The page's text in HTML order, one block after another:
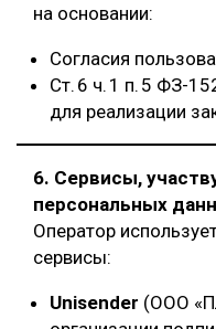
на основании:
Согласия
Ст. 6 ч. 1 п. 5 ФЗ-
для реализации
6. Сервисы,
персональных
Оператор
сервисы:
Unisender (ООО